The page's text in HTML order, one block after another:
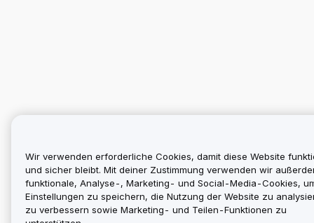
Wir verwenden erforderliche Cookies, damit diese Website
und sicher bleibt. Mit deiner Zustimmung verwenden wir
funktionale, Analyse-, Marketing- und Social-Media-Cookies,
Einstellungen zu speichern, die Nutzung der Website zu
zu verbessern sowie Marketing- und Teilen-Funktionen zu